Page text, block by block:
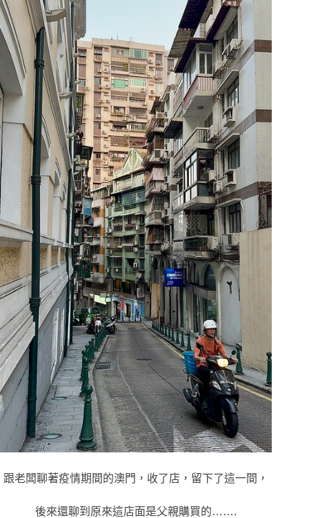
跟老闆聊著疫情期間的澳門，收了店，留下了這一間，
後來還聊到原來這店面是父親購買的…….